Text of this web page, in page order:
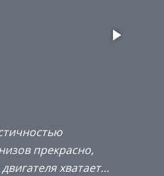
прекрасно,
хватает…